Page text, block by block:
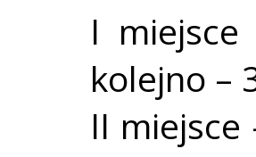
I
kolejno –
II